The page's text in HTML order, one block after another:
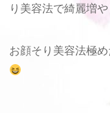
り美容法で綺麗増
お顔そり美容法極